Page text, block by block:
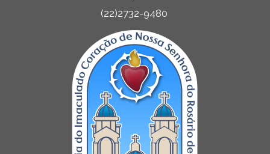
(22)2732-9480